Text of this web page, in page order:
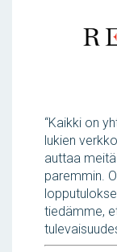
“Kaikki on
lukien
auttaa
paremmin.
tiedämme,